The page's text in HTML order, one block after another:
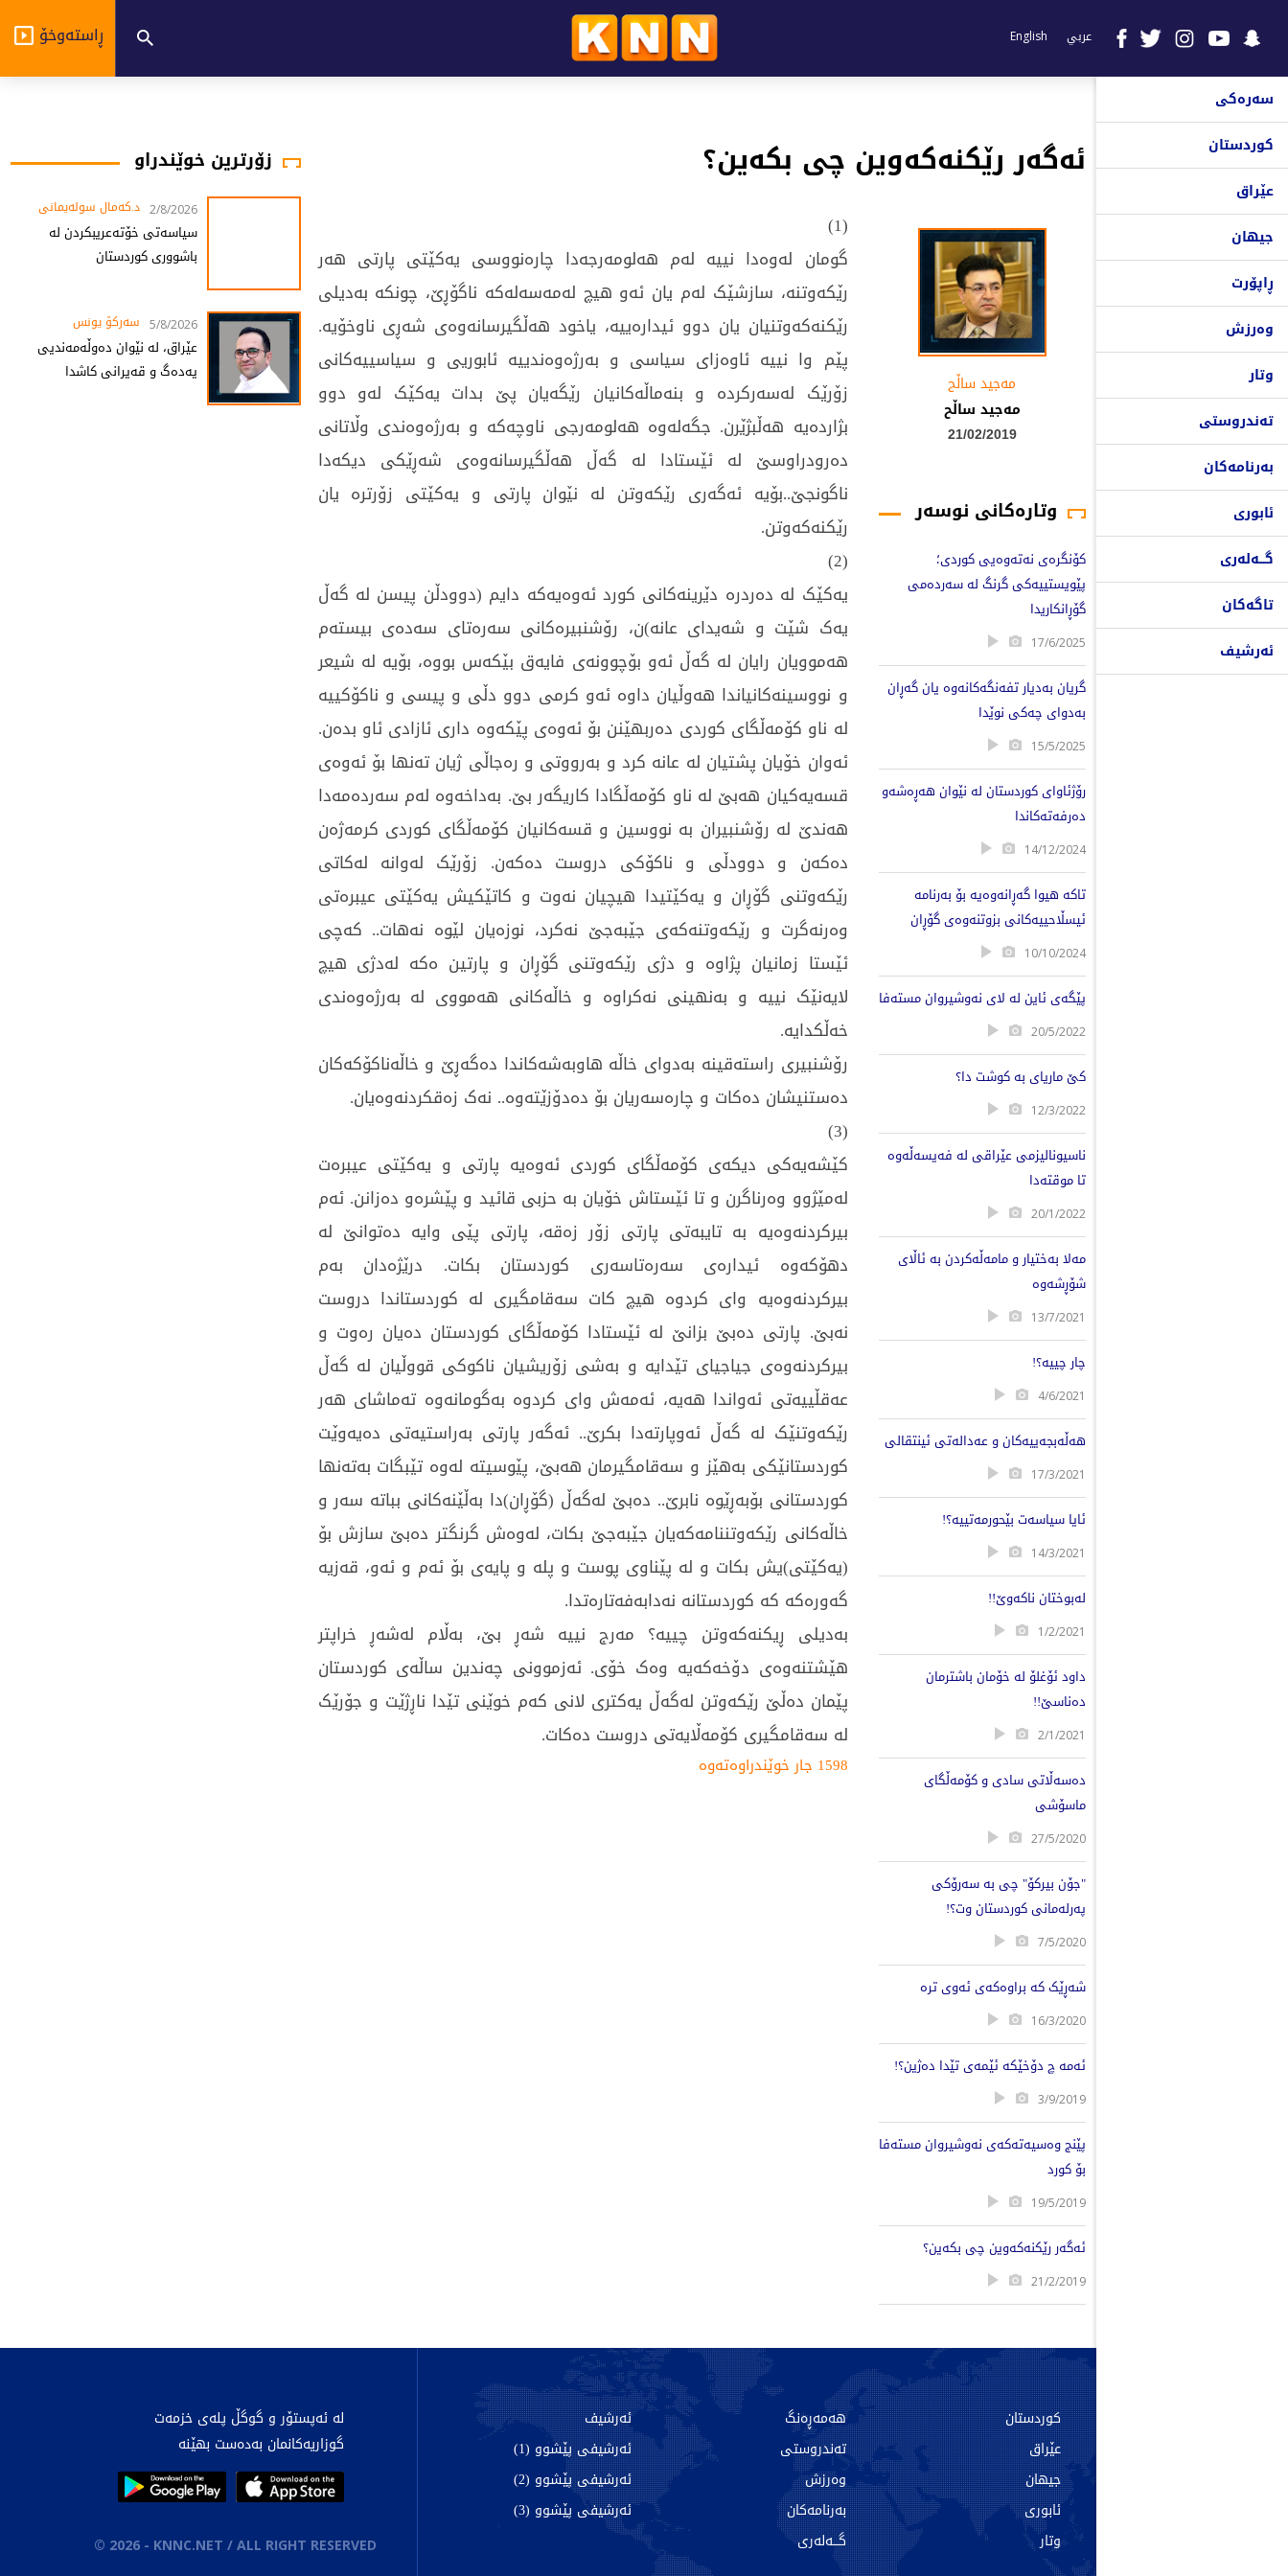
عربي English ڕاستەوخۆ
سەرەکی
کوردستان
عێراق
جیهان
ڕاپۆرت
وەرزش
وتار
تەندروستی
بەرنامەکان
ئابوری
گـــەلەری
تاگەکان
ئەرشیف
ئەگەر رێکنەکەوین چی بکەین؟
مەجید ساڵح
مەجید ساڵح
21/02/2019
وتارەکانی نوسەر
کۆنگرەی نەتەوەیی کوردی؛
پێویستییەکی گرنگ لە سەردەمی
گۆڕانکاریدا
17/6/2025
گریان بەدیار تفەنگەکانەوە یان گەڕان
بەدوای چەکی نوێدا
15/5/2025
رۆژئاوای کوردستان لە نێوان هەڕەشەو
دەرفەتەکاندا
14/12/2024
تاکە هیوا گەڕانەوەیە بۆ بەرنامە
ئیسڵاحییەکانى بزوتنەوەى گۆڕان
10/10/2024
پێگه‌ی ئاین له‌ لای نه‌وشیروان مسته‌فا
20/5/2022
کێ ماریای بە کوشت دا؟
12/3/2022
ناسیونالیزمی عێراقی لە فەیسەڵەوە
تا موقتەدا
20/1/2022
مه‌لا به‌ختیار و مامه‌ڵه‌كردن به‌ ئاڵای
شۆڕشه‌وه‌
13/7/2021
چار چییە؟!
4/6/2021
هەڵەبجەییەکان و عەدالەتی ئینتقالی
17/3/2021
ئایا سیاسەت بێحورمەتییە؟!
14/3/2021
لەبوختان ناکەوێ!!
1/2/2021
داود ئۆغلۆ لە خۆمان باشترمان
دەناسێ!!
2/1/2021
دەسەڵاتی سادی و کۆمەڵگای
ماسۆشی
27/5/2020
"جۆن بیرکۆ" چی بە سەرۆکی
پەرلەمانی کوردستان وت؟!
7/5/2020
شەڕێک کە براوەکەی ئەوی ترە
16/3/2020
ئەمە چ دۆخێکە ئێمەی تێدا دەژین؟!
3/9/2019
پێنج وەسیەتەکەی نەوشیروان مستەفا
بۆ کورد
19/5/2019
ئەگەر رێکنەکەوین چی بکەین؟
21/2/2019
(1)
گومان لەوەدا نییە لەم هەلومەرجەدا چارەنووسی یەکێتی پارتی هەر
رێکەوتنە، سازشێک لەم یان ئەو هیچ لەمەسەلەکە ناگۆڕێ، چونکە بەدیلی
رێکنەکەوتنیان یان دوو ئیدارەییە، یاخود هەڵگیرسانەوەی شەڕی ناوخۆیە.
پێم وا نییە ئاوەزای سیاسی و بەرژەوەندییە ئابوریی و سیاسییەکانی
زۆرێک لەسەرکردە و بنەماڵەکانیان رێگەیان پێ بدات یەکێک لەو دوو
بژاردەیە هەڵبژێرن. جگەلەوە هەلومەرجی ناوچەکە و بەرژەوەندی وڵاتانی
دەرودراوسێ لە ئێستادا لە گەڵ هەڵگیرسانەوەی شەڕێکی دیکەدا
ناگونجێ..بۆیە ئەگەری رێکەوتن لە نێوان پارتی و یەکێتی زۆرترە یان
رێکنەکەوتن.
(2)
یەکێک لە دەردرە دێرینەکانی کورد ئەوەیەکە دایم (دوودڵن پیسن لە گەڵ
یەک شێت و شەیدای عانە)ن، رۆشنبیرەکانی سەرەتای سەدەی بیستەم
هەموویان رایان لە گەڵ ئەو بۆچوونەی فایەق بێکەس بووە، بۆیە لە شیعر
و نووسینەکانیاندا هەوڵیان داوە ئەو کرمی دوو دڵی و پیسی و ناکۆکییە
لە ناو کۆمەڵگای کوردی دەربهێنن بۆ ئەوەی پێکەوە داری ئازادی ئاو بدەن.
ئەوان خۆیان پشتیان لە عانە کرد و بەرووتی و رەجاڵی ژیان تەنها بۆ ئەوەی
قسەیەکیان هەبێ لە ناو کۆمەڵگادا کاریگەر بێ. بەداخەوە لەم سەردەمەدا
هەندێ لە رۆشنبیران بە نووسین و قسەکانیان کۆمەڵگای کوردی کرمەژەن
دەکەن و دوودڵی و ناکۆکی دروست دەکەن. زۆرێک لەوانە لەکاتی
رێکەوتنی گۆڕان و یەکێتیدا هیچیان نەوت و کاتێکیش یەکێتی عیبرەتی
وەرنەگرت و رێکەوتنەکەی جێبەجێ نەکرد، نوزەیان لێوە نەهات.. کەچی
ئێستا زمانیان پژاوە و دژی رێکەوتنی گۆڕان و پارتین ەکە لەدژی هیچ
لایەنێک نییە و بەنهینی نەکراوە و خاڵەکانی هەمووی لە بەرژەوەندی
خەڵکدایە.
رۆشنبیری راستەقینە بەدوای خاڵە هاوبەشەکاندا دەگەڕێ و خاڵەناکۆکەکان
دەستنیشان دەکات و چارەسەریان بۆ دەدۆزێتەوە.. نەک زەقکردنەوەیان.
(3)
کێشەیەکی دیکەی کۆمەڵگای کوردی ئەوەیە پارتی و یەکێتی عیبرەت
لەمێژوو وەرناگرن و تا ئێستاش خۆیان بە حزبی قائید و پێشرەو دەزانن. ئەم
بیرکردنەوەیە بە تایبەتی پارتی زۆر زەقە، پارتی پێی وایە دەتوانێ لە
دهۆکەوە ئیدارەی سەرەتاسەری کوردستان بکات. درێژەدان بەم
بیرکردنەوەیە وای کردوە هیچ کات سەقامگیری لە کوردستاندا دروست
نەبێ. پارتی دەبێ بزانێ لە ئێستادا کۆمەڵگای کوردستان دەیان رەوت و
بیرکردنەوەی جیاجیای تێدایە و بەشی زۆریشیان ناکوکی قووڵیان لە گەڵ
عەقڵییەتی ئەواندا هەیە، ئەمەش وای کردوە بەگومانەوە تەماشای هەر
رێکەوتنێک لە گەڵ ئەوپارتەدا بکرێ.. ئەگەر پارتی بەراستیەتی دەیەوێت
کوردستانێکی بەهێز و سەقامگیرمان هەبێ، پێوسیتە لەوە تێبگات بەتەنها
کوردستانی بۆبەڕێوە نابرێ.. دەبێ لەگەڵ (گۆڕان)دا بەڵێنەکانی بباتە سەر و
خاڵەکانی رێکەوتننامەکەیان جێبەجێ بکات، لەوەش گرنگتر دەبێ سازش بۆ
(یەکێتی)یش بکات و لە پێناوی پوست و پلە و پایەی بۆ ئەم و ئەو، قەزیە
گەورەکە کە کوردستانە نەدابەفەتارەتدا.
بەدیلی ڕیکنەکەوتن چییە؟ مەرج نییە شەڕ بێ، بەڵام لەشەڕ خراپتر
هێشتنەوەی دۆخەکەیە وەک خۆی. ئەزموونی چەندین ساڵەی کوردستان
پێمان دەڵێ رێکەوتن لەگەڵ یەکتری لانی کەم خوێنی تێدا ناڕژێت و جۆرێک
لە سەقامگیری کۆمەڵایەتی دروست دەکات.
1598 جار خوێندراوەتەوە
زۆرترین خوێندراو
2/8/2026 د.کەمال سولەیمانی
سیاسەتی خۆتەعریبکردن لە
باشووری کوردستان
5/8/2026 سەرکۆ یونس
عێراق، لە نێوان دەوڵەمەندیی
یەدەگ و قەیرانی کاشدا
کوردستان
عێراق
جیهان
ئابوری
وتار
هەمەڕەنگ
تەندروستی
وەرزش
بەرنامەکان
گـــەلەری
ئەرشیف
ئەرشیفی پێشوو (1)
ئەرشیفی پێشوو (2)
ئەرشیفی پێشوو (3)
لە ئەپستۆر و گوگڵ پلەی خزمەت
گوزاریەکانمان بەدەست بهێنە
© 2026- KNNC.NET / ALL RIGHT RESERVED